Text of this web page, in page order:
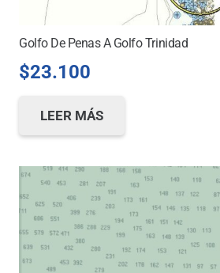
Golfo De Penas A Golfo Trinidad
$23.100
LEER MÁS